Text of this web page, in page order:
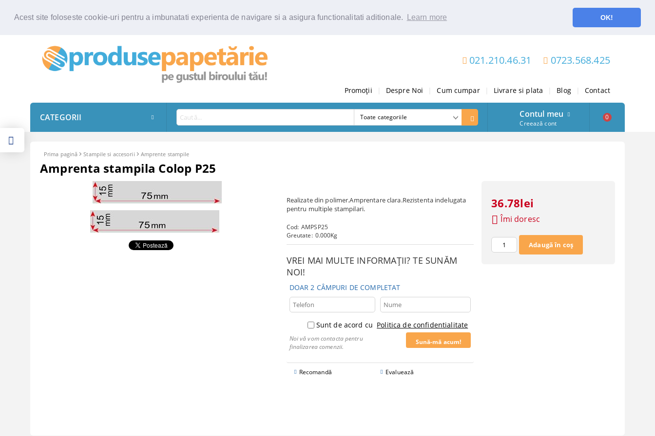
Acest site foloseste cookie-uri pentru a imbunatati experienta de navigare si a asigura functionalitati aditionale. Learn more OK!
021.210.46.31 0723.568.425
Promoții Despre Noi Cum cumpar Livrare si plata Blog Contact
CATEGORII Contul meu
Creează cont
0
Prima pagină Stampile si accesorii Amprente stampile
Amprenta stampila Colop P25
Realizate din polimer.Amprentare clara.Rezistenta indelugata
pentru multiple stampilari.
Cod: AMPSP25
Greutate: 0.000Kg
VREI MAI MULTE INFORMAȚII? TE SUNĂM
NOI!
DOAR 2 CÂMPURI DE COMPLETAT
Sunt de acord cu Politica de confidentialitate
Noi vă vom contacta pentru
finalizarea comenzii.
Recomandă Evaluează
36.78lei
Îmi doresc